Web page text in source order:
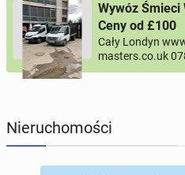
PROFILE KANDYDATÓW
USŁUGI
KUPIĘ & SPRZEDAM
Wywóz
Ceny od £100
Cały Londyn
masters.co.uk
Nieruchomości